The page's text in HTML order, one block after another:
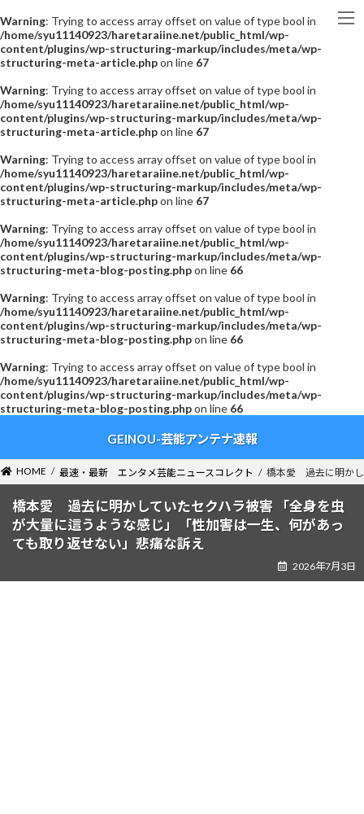
Warning: Trying to access array offset on value of type bool in
/home/syu11140923/haretaraiine.net/public_html/wp-
content/plugins/wp-structuring-markup/includes/meta/wp-
structuring-meta-article.phpon line 67
Warning: Trying to access array offset on value of type bool in
/home/syu11140923/haretaraiine.net/public_html/wp-
content/plugins/wp-structuring-markup/includes/meta/wp-
structuring-meta-article.phpon line 67
Warning: Trying to access array offset on value of type bool in
/home/syu11140923/haretaraiine.net/public_html/wp-
content/plugins/wp-structuring-markup/includes/meta/wp-
structuring-meta-article.phpon line 67
Warning: Trying to access array offset on value of type bool in
/home/syu11140923/haretaraiine.net/public_html/wp-
content/plugins/wp-structuring-markup/includes/meta/wp-
structuring-meta-blog-posting.phpon line 66
Warning: Trying to access array offset on value of type bool in
/home/syu11140923/haretaraiine.net/public_html/wp-
content/plugins/wp-structuring-markup/includes/meta/wp-
structuring-meta-blog-posting.phpon line 66
Warning: Trying to access array offset on value of type bool in
/home/syu11140923/haretaraiine.net/public_html/wp-
content/plugins/wp-structuring-markup/includes/meta/wp-
structuring-meta-blog-posting.phpon line 66
ン
ツ
ー
シ
GEINOU-芸能アンテナ速報
HOME 最速・最新 エンタメ芸能ニュースコレクト 橋本愛 過去に明かし
橋本愛 過去に明かしていたセクハラ被害 「全身を虫
が大量に這うような感じ」「性加害は一生、何があっ
ても取り返せない」悲痛な訴え
2026年7月3日